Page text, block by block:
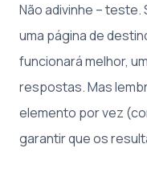
Não adivinhe –
uma página de
funcionará melhor,
respostas. Mas
elemento por vez
garantir que os